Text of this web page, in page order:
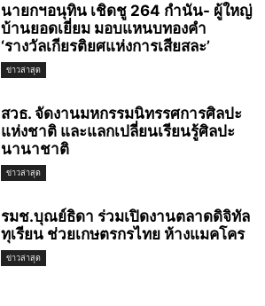
นายกฯอนุทิน เชิดชู 264 กำนัน- ผู้ใหญ่
บ้านยอดเยี่ยม มอบแหนบทองคำ
‘รางวัลเกียรติยศแห่งการเสียสละ’
ข่าวล่าสุด
สวธ. จัดงานมหกรรมนิทรรศการศิลปะ
แห่งชาติ และแลกเปลี่ยนเรียนรู้ศิลปะ
นานาชาติ
ข่าวล่าสุด
รมช.บุณย์ธิดา ร่วมเปิดงานตลาดดิจิทัล
ทุเรียน ช่วยเกษตรกรไทย ห้างแมคโคร
ข่าวล่าสุด